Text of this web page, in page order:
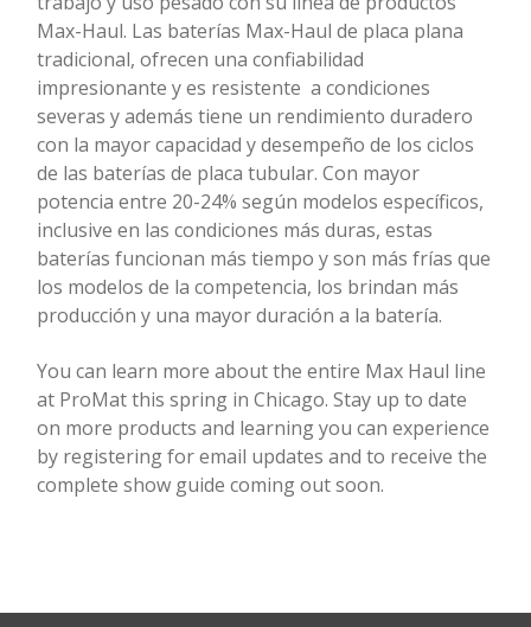
Max-Haul. Las baterías Max-Haul de placa plana
tradicional, ofrecen una confiabilidad
impresionante y es resistente a condiciones
severas y además tiene un rendimiento duradero
con la mayor capacidad y desempeño de los ciclos
de las baterías de placa tubular. Con mayor
potencia entre 20-24% según modelos específicos,
inclusive en las condiciones más duras, estas
baterías funcionan más tiempo y son más frías que
los modelos de la competencia, los brindan más
producción y una mayor duración a la batería.
You can learn more about the entire Max Haul line
at ProMat this spring in Chicago. Stay up to date
on more products and learning you can experience
by registering for email updates and to receive the
complete show guide coming out soon.